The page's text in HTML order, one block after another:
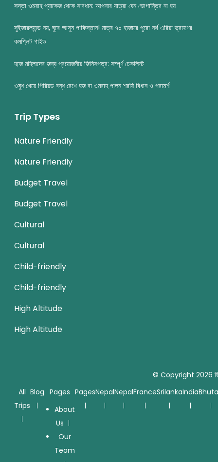
সস্তা ওমরাহ প্যাকেজ থেকে সাবধান: আপনার যাত্রা যেন ভোগান্তির না হয়
সুইজারল্যান্ড নয়, ঘুরে আসুন পাকিস্তান! মাত্র ৭০ হাজারে পুরো নর্থ এরিয়া ভ্রমণের
কমপ্লিট গাইড
হজে মহিলাদের জন্য প্রয়োজনীয় জিনিসপত্র: সম্পূর্ণ চেকলিস্ট
ওষুধ খেয়ে পিরিয়ড বন্ধ রেখে হজ বা ওমরাহ পালন শরয়ি বিধান ও পরামর্শ
Trip Types
Nature Friendly
Nature Friendly
Budget Travel
Budget Travel
Cultural
Cultural
Child-friendly
Child-friendly
High Altitude
High Altitude
© Copyright 2026
All
Trips
Blog Pages
About
Us
Our
Team
PagesNepalNepalFranceSrilankaIndia